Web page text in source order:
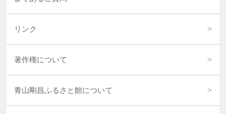
リンク
著作権について
青山剛昌ふるさと館について